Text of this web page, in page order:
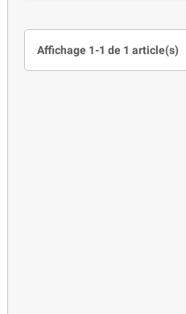
Affichage 1-1 de 1 article(s)